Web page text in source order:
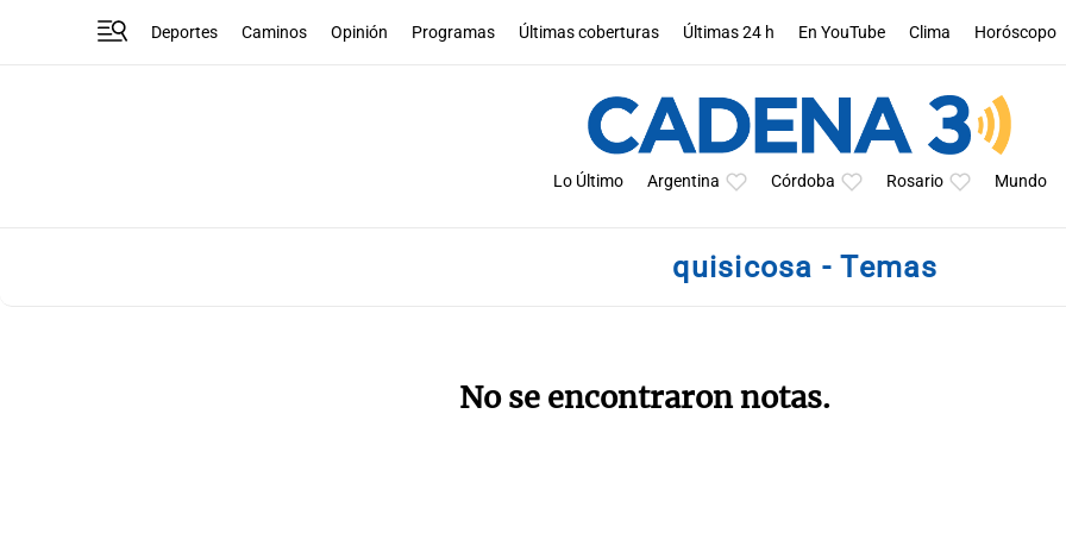
Deportes Caminos Opinión Programas Últimas coberturas Últimas 24 h En YouTube Clima Horóscopo
Lo Último Argentina Córdoba Rosario Mundo
quisicosa - Temas
No se encontraron notas.